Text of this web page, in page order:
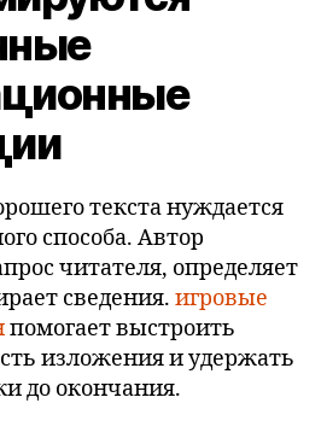
текста нуждается
способа. Автор
читателя, определяет
сведения. игровые
помогает выстроить
изложения и удержать
до окончания.